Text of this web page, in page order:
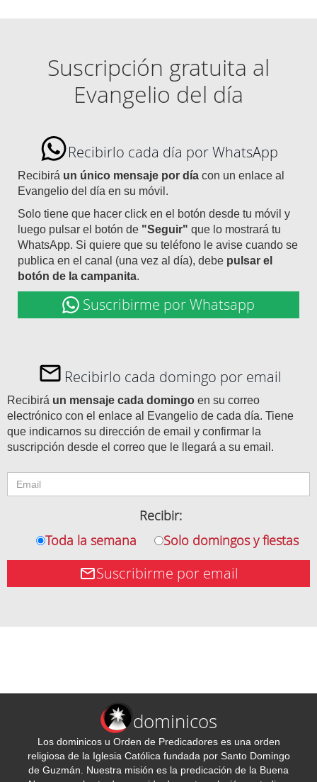
Suscripción gratuita al
Evangelio del día
Recibirlo cada día por WhatsApp
Recibirá un único mensaje por día con un enlace al
Evangelio del día en su móvil.
Solo tiene que hacer click en el botón desde tu móvil y
luego pulsar el botón de "Seguir" que lo mostrará tu
WhatsApp. Si quiere que su teléfono le avise cuando se
publica en el canal (una vez al día), debe pulsar el
botón de la campanita.
Suscribirme por Whatsapp
Recibirlo cada domingo por email
Recibirá un mensaje cada domingo en su correo
electrónico con el enlace al Evangelio de cada día. Tiene
que indicarnos su dirección de email y confirmar la
suscripción desde el correo que le llegará a su email.
Recibir:
Toda la semana
Solo domingos y fiestas
Suscribirme por email
dominicos
Los dominicos u Orden de Predicadores es una orden
religiosa de la Iglesia Católica fundada por Santo Domingo
de Guzmán. Nuestra misión es la predicación de la Buena